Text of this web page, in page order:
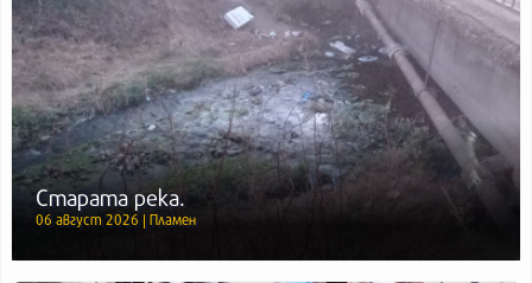
Старата река.
06 август 2026 | Пламен